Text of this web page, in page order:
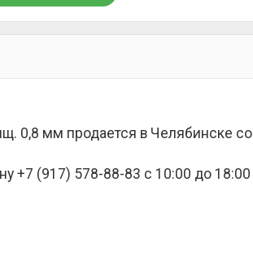
0,8 мм продается в Челябинске со
+7 (917) 578-88-83 с 10:00 до 18:00